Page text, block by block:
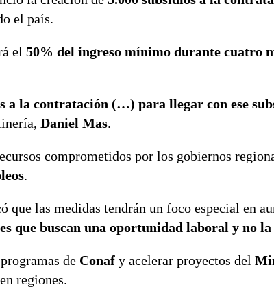
el país.
el 50% del ingreso mínimo durante cuatro
a la contratación (…) para llegar con ese
Daniel Mas.
comprometidos por los gobiernos
.
que las medidas tendrán un foco especial en
que buscan una oportunidad laboral y no
de Conaf y acelerar proyectos del
regiones.